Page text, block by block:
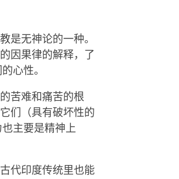
是无神论的一种。
因果律的解释，了
心性。
苦难和痛苦的根
们（具有破坏性的
主要是精神上
代印度传统里也能